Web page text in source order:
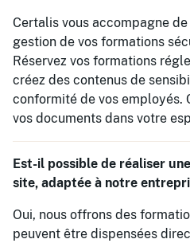
Certalis vous accompagne
gestion de vos formations
Réservez vos formations
créez des contenus de
conformité de vos employés.
vos documents dans votre
Est-il possible de réaliser
site, adaptée à notre
Oui, nous offrons des
peuvent être dispensées